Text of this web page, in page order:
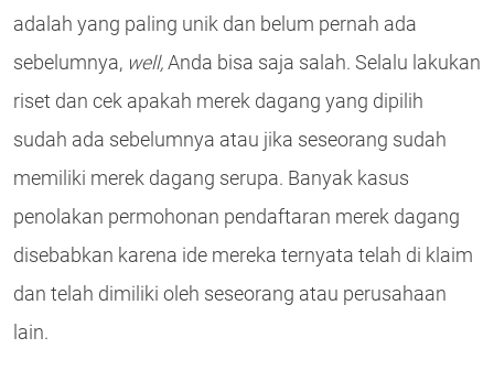
adalah yang paling unik dan belum pernah ada
sebelumnya, well, Anda bisa saja salah. Selalu lakukan
riset dan cek apakah merek dagang yang dipilih
sudah ada sebelumnya atau jika seseorang sudah
memiliki merek dagang serupa. Banyak kasus
penolakan permohonan pendaftaran merek dagang
disebabkan karena ide mereka ternyata telah di klaim
dan telah dimiliki oleh seseorang atau perusahaan
lain.